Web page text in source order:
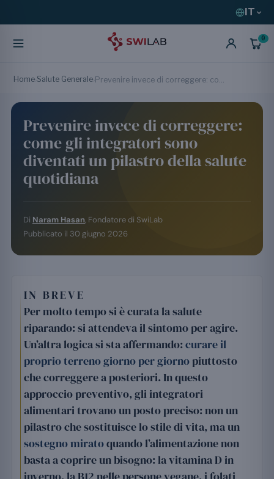
IT
0
Home Salute Generale
Prevenire invece di correggere:
come gli integratori sono
diventati un pilastro della salute
quotidiana
Di Naram Hasan, Fondatore di SwiLab
Pubblicato il 30 giugno 2026
IN BREVE
Per molto tempo si è curata la salute
riparando: si attendeva il sintomo per agire.
Un’altra logica si sta affermando: curare il
proprio terreno giorno per giorno piuttosto
che correggere a posteriori. In questo
approccio preventivo, gli integratori
alimentari trovano un posto preciso: non un
pilastro che sostituisce lo stile di vita, ma un
sostegno miratoquando l’alimentazione non
basta a coprire un bisogno: la vitamina D in